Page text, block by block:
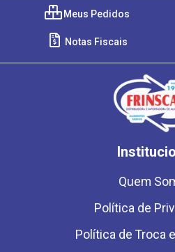
Meus Pedidos
Notas Fiscais
Quem
Política de
Política de Troca